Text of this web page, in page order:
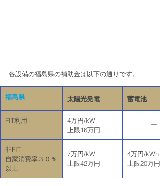
各設備の福島県の補助金は以下の通りです。
福島県 太陽光発電 蓄電池
FIT利用
​​4万円/kW
上限16万円
ー
非FIT
自家消費率３０％
以上
​7万円/kW
上限42万円
4万円/kWh
上限20万円